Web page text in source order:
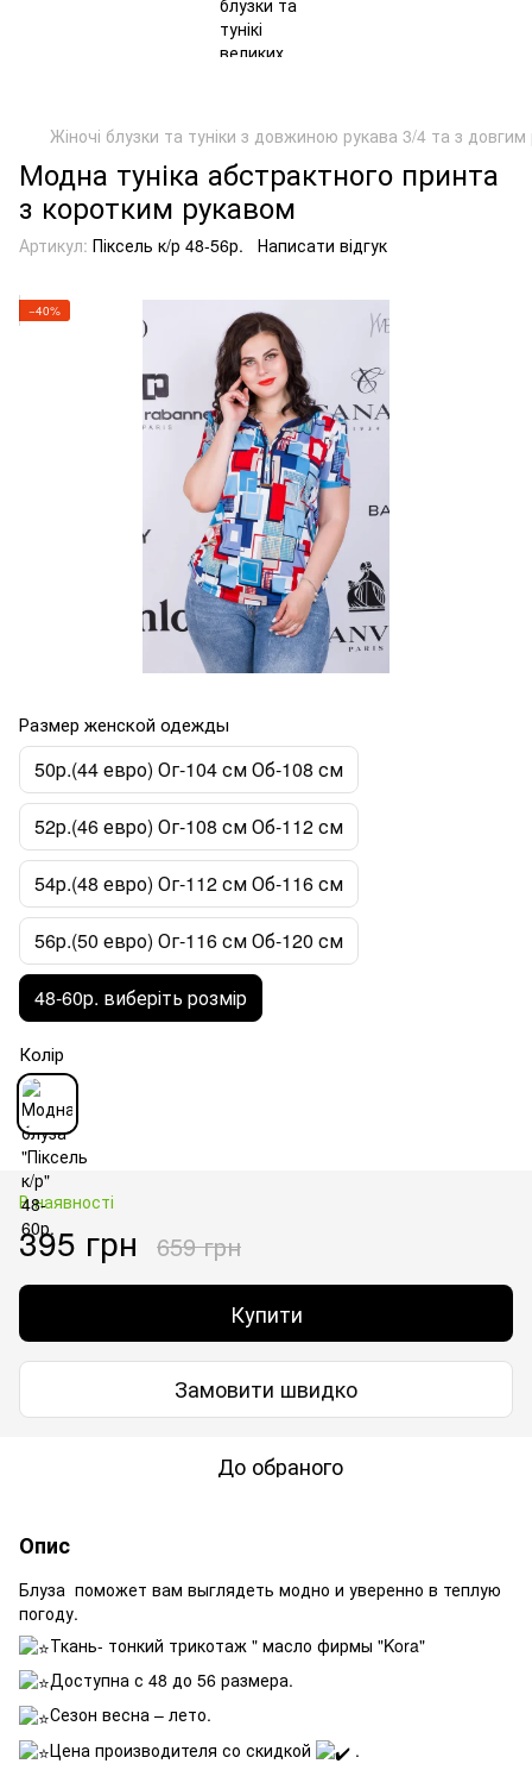
Жіночі блузки та туніки з довжиною рукава 3/4 та з
Модна туніка абстрактного принта
з коротким рукавом
Артикул: Піксель к/р 48-56р. Написати відгук
−40%
Размер женской одежды
50р.(44 евро) Ог-104 см Об-108 см
52р.(46 евро) Ог-108 см Об-112 см
54р.(48 евро) Ог-112 см Об-116 см
56р.(50 евро) Ог-116 см Об-120 см
48-60р. виберіть розмір
Колір
В наявності
395 грн 659 грн
Купити
Замовити швидко
До обраного
Опис
Блуза поможет вам выглядеть модно и уверенно в теплую
погоду.
Ткань- тонкий трикотаж " масло фирмы "Kora"
Доступна с 48 до 56 размера.
Сезон весна – лето.
Цена производителя со скидкой
.